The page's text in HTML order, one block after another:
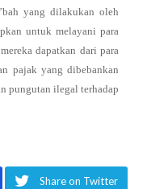
yang dilakukan oleh
untuk melayani para
dapatkan dari para
pajak yang dibebankan
pungutan ilegal terhadap
Share on Twitter